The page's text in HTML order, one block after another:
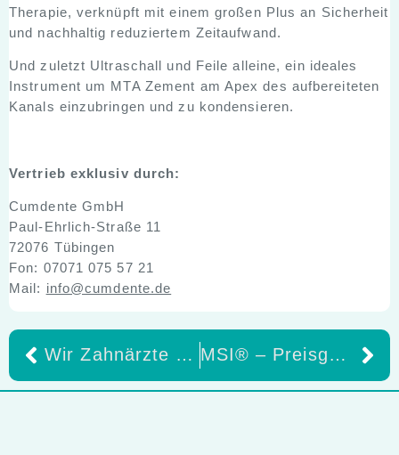
Therapie, verknüpft mit einem großen Plus an Sicherheit
und nachhaltig reduziertem Zeitaufwand.
Und zuletzt Ultraschall und Feile alleine, ein ideales
Instrument um MTA Zement am Apex des aufbereiteten
Kanals einzubringen und zu kondensieren.
Vertrieb exklusiv durch:
Cumdente GmbH
Paul-Ehrlich-Straße 11
72076 Tübingen
Fon: 07071 075 57 21
Mail: info@cumdente.de
Wir Zahnärzte sitzen an einer Rohstoffquelle MSI® – Preisgekrönte Technologie